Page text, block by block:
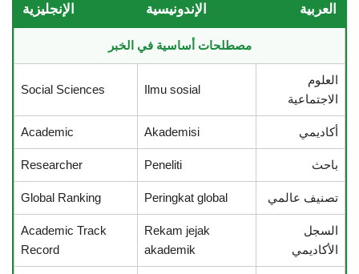
العربية الإندونيسية الإنجليزية
مصطلحات أساسية في الخبر
العلوم
الاجتماعية
Ilmu sosial
Social Sciences
أكاديمي Akademisi
Academic
باحث Peneliti
Researcher
تصنيف عالمي Peringkat global
Global Ranking
السجل
الأكاديمي
Rekam jejak
akademik
Academic Track
Record